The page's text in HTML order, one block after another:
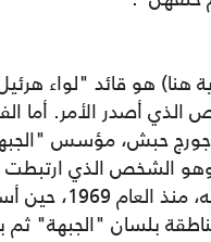
هنا) هو قائد "لواء
الذي أصدر الأمر. أما
حبش، مؤسس
الشخص الذي ارتبطت
كنفاني به حتى يوم مماته، منذ
بلسان "الجبهة" ثم